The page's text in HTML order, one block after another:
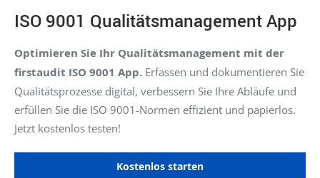
ISO 9001 Qualitätsmanagement App
Optimieren Sie Ihr Qualitätsmanagement mit der
firstaudit ISO 9001 App. Erfassen und dokumentieren Sie
Qualitätsprozesse digital, verbessern Sie Ihre Abläufe und
erfüllen Sie die ISO 9001-Normen effizient und papierlos.
Jetzt kostenlos testen!
Kostenlos starten